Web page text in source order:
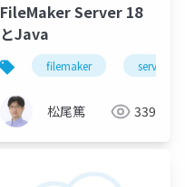
linux
FileMaker Server 18
とJava
filemaker server
松尾篤 339